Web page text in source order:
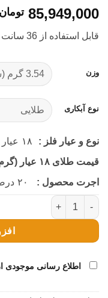
85,949,000 تومان
قابل استفاده از 36 سانت الی 38 سانت.
وزن
نوع آبکاری
نوع و عیار فلز : ۱۸ عیار
قیمت طلای ۱۸ عیار (گرم) :
اجرت محصول :
۲۰
چوکر گوی چشم صدفی (کد 4055) عدد
اطلاع رسانی موجودی